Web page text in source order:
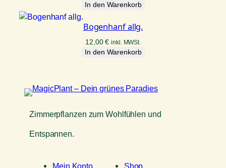
In den Warenkorb
Bogenhanf allg.
12,00€ inkl. MWSt.
In den Warenkorb
Zimmerpflanzen zum Wohlfühlen und
Entspannen.
Mein Konto Shop